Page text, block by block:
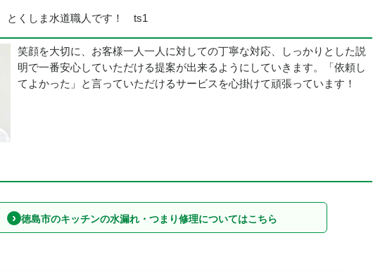
とくしま水道職人です！ ts1
笑顔を大切に、お客様一人一人に対しての丁寧な対応、しっかりとした説
明で一番安心していただける提案が出来るようにしていきます。「依頼し
てよかった」と言っていただけるサービスを心掛けて頑張っています！
徳島市のキッチンの水漏れ・つまり修理についてはこちら